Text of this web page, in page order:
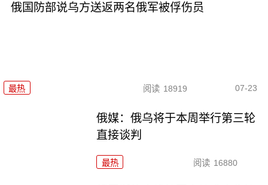
俄国防部说乌方送返两名俄军被俘伤员
最热 阅读 18919 07-23
俄媒：俄乌将于本周举行第三轮
直接谈判
最热 阅读 16880